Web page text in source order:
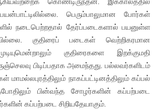
பெரும்பாலுமான போர்கள்
நடைபெற்றதால் தேர்ப்படைகளால் பயனுள்ள
குதிரைப் படைகள் வெற்றிகரமான
குதிரைகளை இறக்குமதி
பிடிப்பதாக அமைந்தது. பல்லவர்களிடம்
மாமல்லபுரத்திலும் நாகப்பட்டினத்திலும் கப்பல்
பின்வந்த சோழர்களின் கப்பற்படை
கப்பற்படை சிறியதேயாகும்.